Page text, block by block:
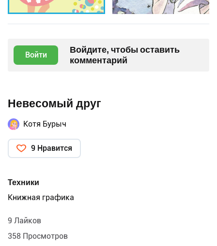
Войти
Войдите, чтобы оставить
комментарий
Невесомый друг
Котя Бурыч
9 Нравится
Техники
Книжная графика
9 Лайков
358 Просмотров